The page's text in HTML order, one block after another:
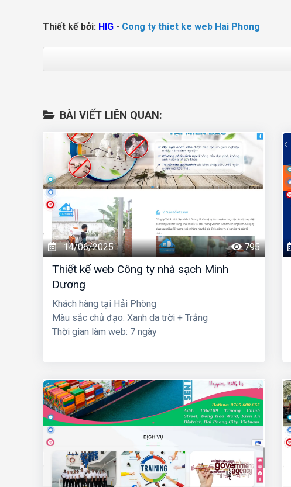
Thiết kế bởi: HIG - Cong ty thiet ke web Hai Phong
BÀI VIẾT LIÊN QUAN:
14/06/2025 795
Thiết kế web Công ty nhà sạch Minh
Dương
Khách hàng tại Hải Phòng
Màu sắc chủ đạo: Xanh da trời + Trắng
Thời gian làm web: 7 ngày